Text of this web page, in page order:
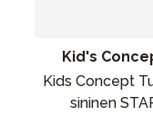
Kid's
Kids Concept
sininen